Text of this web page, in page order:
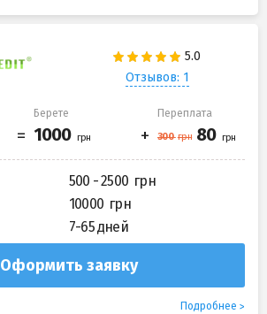
Отзывов: 1
Берете Переплата
500 - 2500
10000
7-65 дней
Оформить заявку
Подробнее